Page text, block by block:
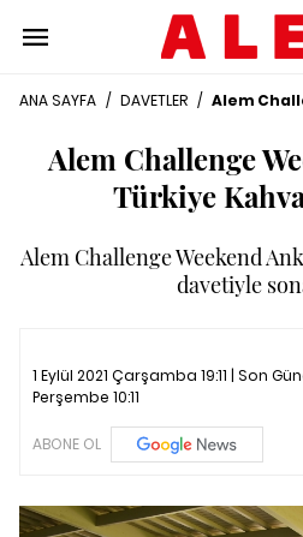
ANA SAYFA / DAVETLER / Alem
Alem Challenge
Türkiye
Alem Challenge Weekend
davetiyle
1 Eylül 2021 Çarşamba 19:11 | Son
Perşembe 10:11
ABONE OL